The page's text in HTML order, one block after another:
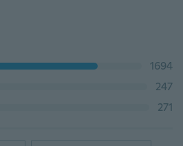
1694
247
271